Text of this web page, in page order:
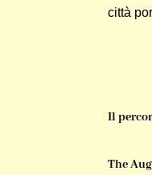
città
Il
The